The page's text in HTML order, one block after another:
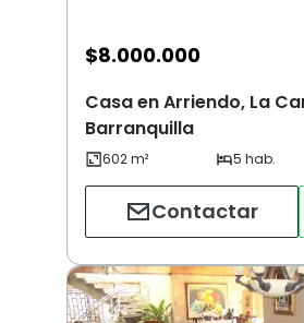
$8.000.000
Casa en Arriendo, La
Barranquilla
Contactar